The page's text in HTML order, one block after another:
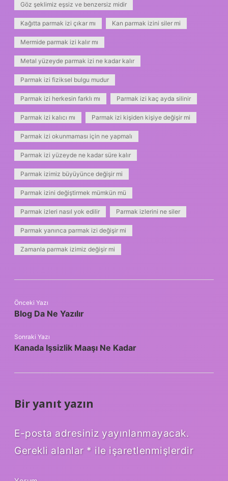
Göz şeklimiz eşsiz ve benzersiz midir
Kağıtta parmak izi çıkar mı Kan parmak izini siler mi
Mermide parmak izi kalır mı
Metal yüzeyde parmak izi ne kadar kalır
Parmak izi fiziksel bulgu mudur
Parmak izi herkesin farklı mı Parmak izi kaç ayda silinir
Parmak izi kalıcı mı Parmak izi kişiden kişiye değişir mi
Parmak izi okunmaması için ne yapmalı
Parmak izi yüzeyde ne kadar süre kalır
Parmak izimiz büyüyünce değişir mi
Parmak izini değiştirmek mümkün mü
Parmak izleri nasıl yok edilir Parmak izlerini ne siler
Parmak yanınca parmak izi değişir mi
Zamanla parmak izimiz değişir mi
Önceki Yazı
Blog Da Ne Yazılır
Sonraki Yazı
Kanada Işsizlik Maaşı Ne Kadar
Bir yanıt yazın
E-posta adresiniz yayınlanmayacak.
Gerekli alanlar * ile işaretlenmişlerdir